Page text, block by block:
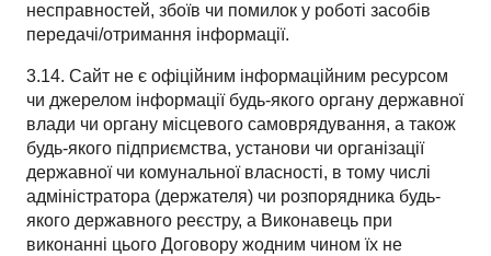
несправностей, збоїв чи помилок у роботі засобів
передачі/отримання інформації.
3.14. Сайт не є офіційним інформаційним ресурсом
чи джерелом інформації будь-якого органу державної
влади чи органу місцевого самоврядування, а також
будь-якого підприємства, установи чи організації
державної чи комунальної власності, в тому числі
адміністратора (держателя) чи розпорядника будь-
якого державного реєстру, а Виконавець при
виконанні цього Договору жодним чином їх не